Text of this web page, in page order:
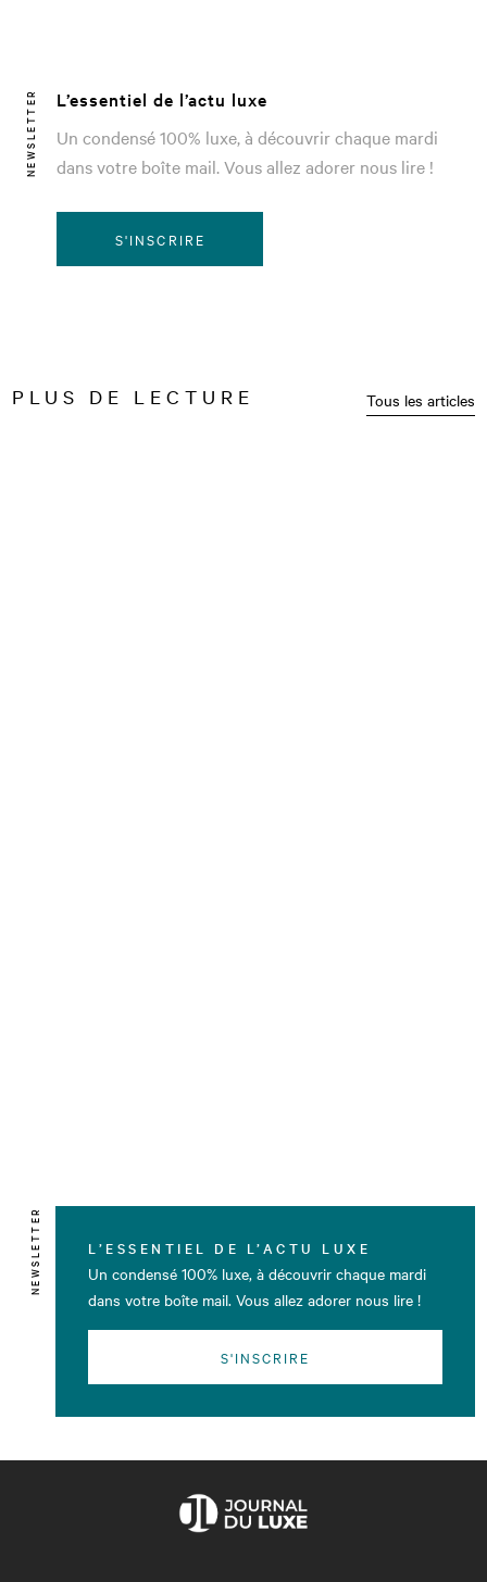
NEWSLETTER
L’essentiel de l’actu luxe
Un condensé 100% luxe, à découvrir chaque mardi
dans votre boîte mail. Vous allez adorer nous lire !
S'INSCRIRE
PLUS DE LECTURE Tous les articles
NEWSLETTER L’ESSENTIEL DE L’ACTU LUXE
Un condensé 100% luxe, à découvrir chaque mardi
dans votre boîte mail. Vous allez adorer nous lire !
S'INSCRIRE